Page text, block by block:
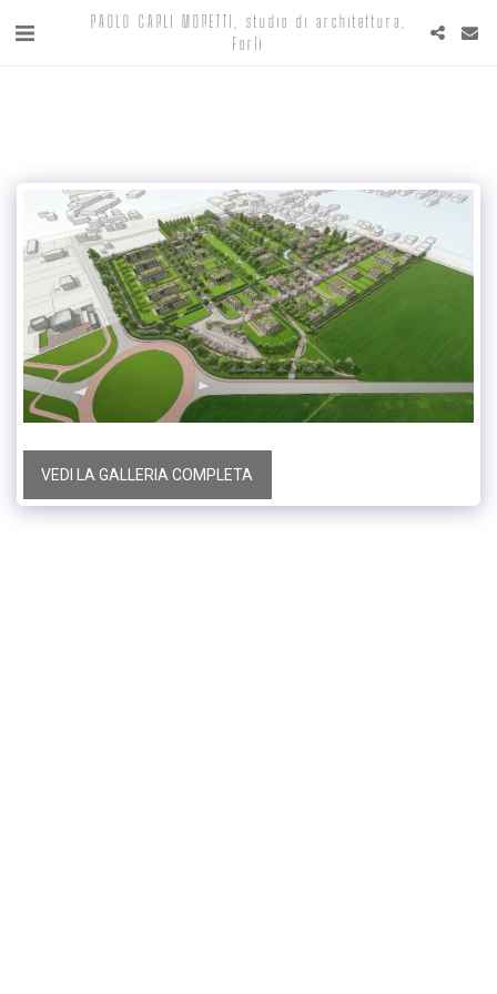
PAOLO CARLI MORETTI, studio di architettura,
Forlì
VEDI LA GALLERIA COMPLETA